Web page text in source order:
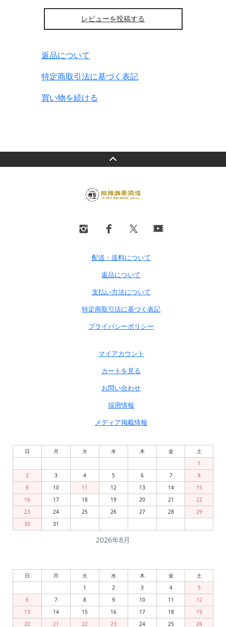
レビューを投稿する
返品について
特定商取引法に基づく表記
買い物を続ける
配送・送料について
返品について
支払い方法について
特定商取引法に基づく表記
プライバシーポリシー
マイアカウント
カートを見る
お問い合わせ
採用情報
メディア掲載情報
2026年8月
日 月 火 水 木 金
土
1
2
3 4 5 6 7
8
9
10 11 12 13 14
15
16
17 18 19 20 21
22
23
24 25 26 27 28
29
30
31
日 月 火 水 木 金
土
1
2 3 4
5
6
7 8 9 10 11
12
13
14 15 16 17 18
19
20
21 22 23 24 25 26